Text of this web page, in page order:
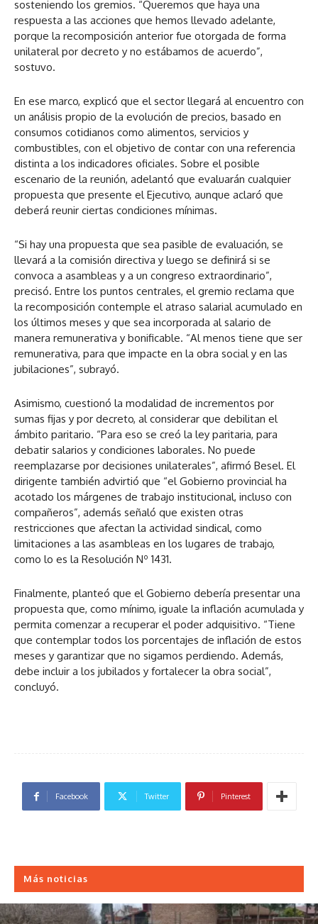
sosteniendo los gremios. “Queremos que haya una
respuesta a las acciones que hemos llevado adelante,
porque la recomposición anterior fue otorgada de forma
unilateral por decreto y no estábamos de acuerdo”,
sostuvo.
En ese marco, explicó que el sector llegará al encuentro con
un análisis propio de la evolución de precios, basado en
consumos cotidianos como alimentos, servicios y
combustibles, con el objetivo de contar con una referencia
distinta a los indicadores oficiales. Sobre el posible
escenario de la reunión, adelantó que evaluarán cualquier
propuesta que presente el Ejecutivo, aunque aclaró que
deberá reunir ciertas condiciones mínimas.
“Si hay una propuesta que sea pasible de evaluación, se
llevará a la comisión directiva y luego se definirá si se
convoca a asambleas y a un congreso extraordinario”,
precisó. Entre los puntos centrales, el gremio reclama que
la recomposición contemple el atraso salarial acumulado en
los últimos meses y que sea incorporada al salario de
manera remunerativa y bonificable. “Al menos tiene que ser
remunerativa, para que impacte en la obra social y en las
jubilaciones”, subrayó.
Asimismo, cuestionó la modalidad de incrementos por
sumas fijas y por decreto, al considerar que debilitan el
ámbito paritario. “Para eso se creó la ley paritaria, para
debatir salarios y condiciones laborales. No puede
reemplazarse por decisiones unilaterales”, afirmó Besel. El
dirigente también advirtió que “el Gobierno provincial ha
acotado los márgenes de trabajo institucional, incluso con
compañeros”, además señaló que existen otras
restricciones que afectan la actividad sindical, como
limitaciones a las asambleas en los lugares de trabajo,
como lo es la Resolución Nº 1431.
Finalmente, planteó que el Gobierno debería presentar una
propuesta que, como mínimo, iguale la inflación acumulada y
permita comenzar a recuperar el poder adquisitivo. “Tiene
que contemplar todos los porcentajes de inflación de estos
meses y garantizar que no sigamos perdiendo. Además,
debe incluir a los jubilados y fortalecer la obra social”,
concluyó.
Facebook Twitter Pinterest
Más noticias